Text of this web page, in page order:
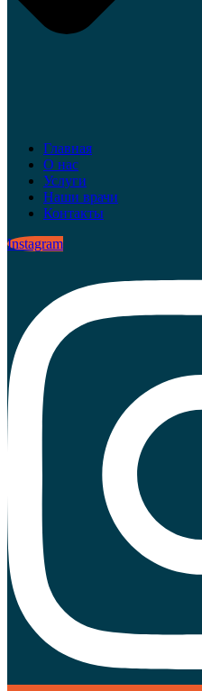
Главная
О нас
Услуги
Наши врачи
Контакты
Instagram